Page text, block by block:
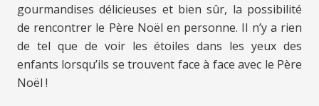
gourmandises délicieuses et bien sûr, la possibilité
de rencontrer le Père Noël en personne. Il n’y a rien
de tel que de voir les étoiles dans les yeux des
enfants lorsqu’ils se trouvent face à face avec le Père
Noël !